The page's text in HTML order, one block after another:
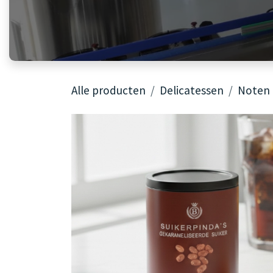
Alle producten Delicatessen Noten